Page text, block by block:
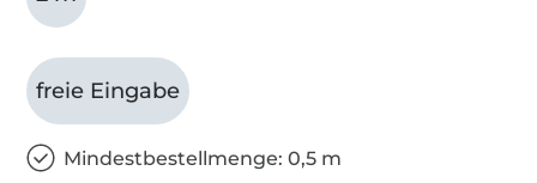
freie Eingabe
Mindestbestellmenge: 0,5 m